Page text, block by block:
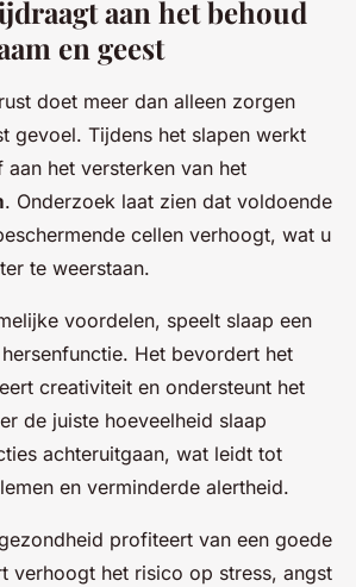
aan het behoud
en geest
doet meer dan alleen zorgen
gevoel. Tijdens het slapen werkt
aan het versterken van het
. Onderzoek laat zien dat voldoende
cellen verhoogt, wat u
te weerstaan.
voordelen, speelt slaap een
Het bevordert het
creativiteit en ondersteunt het
de juiste hoeveelheid slaap
achteruitgaan, wat leidt tot
en verminderde alertheid.
profiteert van een goede
verhoogt het risico op stress, angst